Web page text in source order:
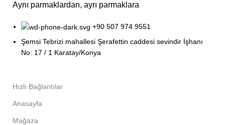
Aynı parmaklardan, ayrı parmaklara
+90 507 974 9551
Şemsi Tebrizi mahallesi Şerafettin caddesi sevindir İşhanı
No: 17 / 1 Karatay/Konya
Hızlı Bağlantılar
Anasayfa
Mağaza